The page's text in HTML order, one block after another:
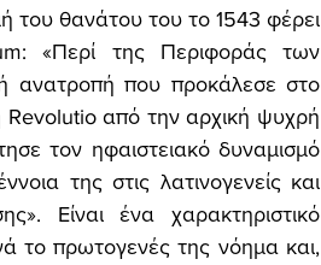
του θανάτου του το 1543 φέρει
«Περί της Περιφοράς των
ανατροπή που προκάλεσε στο
Revolutio από την αρχική ψυχρή
τον ηφαιστειακό δυναμισμό
της στις λατινογενείς και
Είναι ένα χαρακτηριστικό
το πρωτογενές της νόημα και,